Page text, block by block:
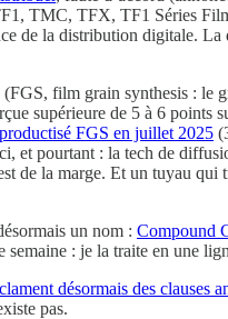
TMC, TFX, TF1 Séries
de la distribution digitale.
film grain synthesis : le
supérieure de 5 à 6 points
productisé FGS en juillet 2025
et pourtant : la tech de
de la marge. Et un tuyau qui
un nom : Compound
: je la traite en une
désormais des clauses
pas.